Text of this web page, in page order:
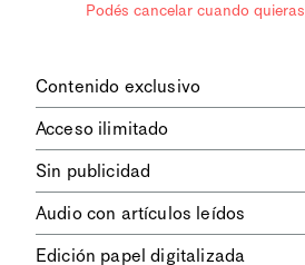
Podés cancelar cuando quieras
Contenido exclusivo
digitales dela diaria
los contenidos de Le Monde
diplomatique.
Acceso ilimitado
contenidos.
Sin publicidad
publicitarios.
Audio con artículos leídos
Edición papel digitalizada